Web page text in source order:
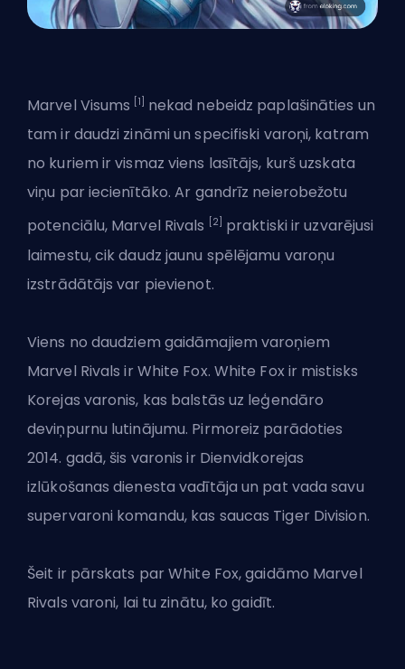
Marvel Visums [1]
nekad nebeidz paplašināties un
tam ir daudzi zināmi un specifiski varoņi, katram
no kuriem ir vismaz viens lasītājs, kurš uzskata
viņu par iecienītāko. Ar gandrīz neierobežotu
potenciālu, Marvel Rivals
[2]
praktiski ir uzvarējusi
laimestu, cik daudz jaunu spēlējamu varoņu
izstrādātājs var pievienot.
Viens no daudziem gaidāmajiem varoņiem
Marvel Rivals ir White Fox. White Fox ir mistisks
Korejas varonis, kas balstās uz leģendāro
deviņpurnu lutinājumu. Pirmoreiz parādoties
2014. gadā, šis varonis ir Dienvidkorejas
izlūkošanas dienesta vadītāja un pat vada savu
supervaroni komandu, kas saucas Tiger Division.
Šeit ir pārskats par White Fox, gaidāmo Marvel
Rivals varoni, lai tu zinātu, ko gaidīt.